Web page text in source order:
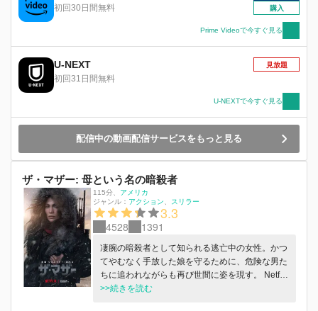
負ってきた特殊部隊の元工作員。封印していた殺
人術を総動員し、復讐に手を染めていく。やが
て、妻の死に隠された巨大な陰謀を知ったとき、
男の怒りは臨界点を突破する―。
初回30日間無料
購入
Prime Videoで今すぐ見る
U-NEXT
初回31日間無料
見放題
U-NEXTで今すぐ見る
配信中の動画配信サービスをもっと見る
ザ・マザー: 母という名の暗殺者
115分
アメリカ
ジャンル： アクション スリラー
3.3
4528 1391
凄腕の暗殺者として知られる逃亡中の女性。かつ
てやむなく手放した娘を守るために、危険な男た
ちに追われながらも再び世間に姿を現す。 Netflix
映画「ザ・マザー: 母という名の暗殺者」5月12
>>続きを読む